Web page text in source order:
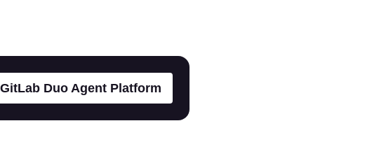
Duo Agent Platform